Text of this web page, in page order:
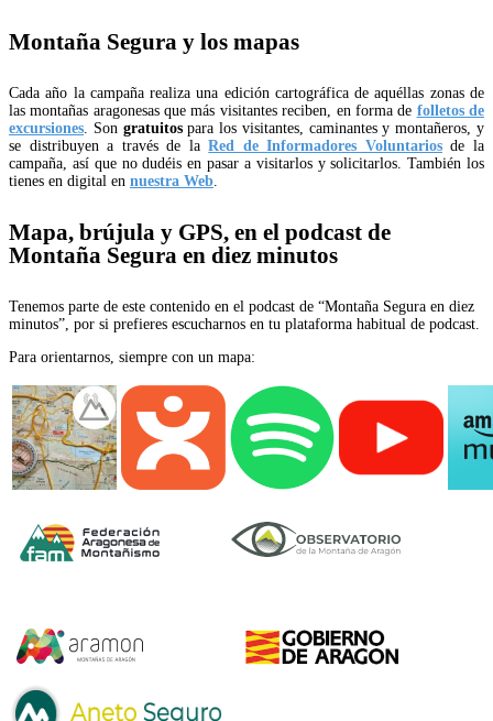
Montaña Segura y los mapas
Cada año la campaña realiza una edición cartográfica de aquéllas zonas de
las montañas aragonesas que más visitantes reciben, en forma de folletos de
excursiones . Son gratuitospara los visitantes, caminantes y montañeros, y
se distribuyen a través de laRed de Informadores Voluntariosde la
campaña, así que no dudéis en pasar a visitarlos y solicitarlos. También los
tienes en digital en nuestra Web
Mapa, brújula y GPS, en el podcast de
Montaña Segura en diez minutos
Tenemos parte de este contenido en el podcast de “Montaña Segura en diez
minutos”, por si prefieres escucharnos en tu plataforma habitual de podcast.
Para orientarnos, siempre con un mapa: